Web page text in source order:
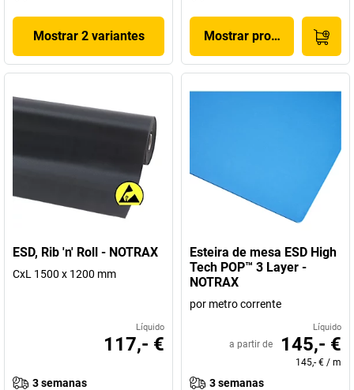
Mostrar 2 variantes Mostrar produto
ESD, Rib 'n' Roll - NOTRAX
CxL 1500 x 1200 mm
Líquido
117,- €
3 semanas
Esteira de mesa ESD High
Tech POP™ 3 Layer -
NOTRAX
por metro corrente
Líquido
a partir de 145,- €
145,- € / m
3 semanas